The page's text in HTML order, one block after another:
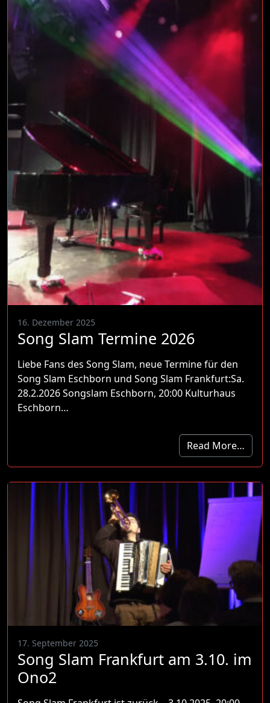
16. Dezember 2025
Song Slam Termine 2026
Liebe Fans des Song Slam, neue Termine für den
Song Slam Eschborn und Song Slam Frankfurt:Sa.
28.2.2026 Songslam Eschborn, 20:00 Kulturhaus
Eschborn…
Read More…
17. September 2025
Song Slam Frankfurt am 3.10. im
Ono2